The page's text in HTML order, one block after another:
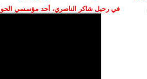
في رحيل شاكر الناصري، أحد مؤسسي